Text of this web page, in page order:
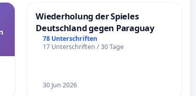
Wiederholung der Spieles
Deutschland gegen Paraguay
78 Unterschriften
17 Unterschriften / 30 Tage
30 Jun 2026